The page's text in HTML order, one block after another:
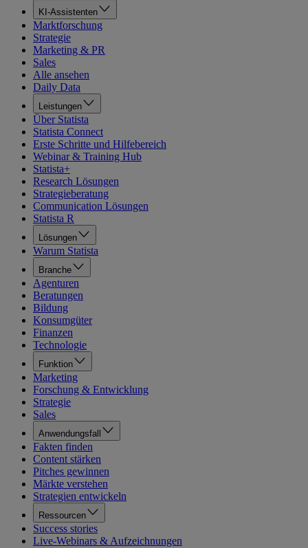
KI-Assistenten
Marktforschung
Strategie
Marketing & PR
Sales
Alle ansehen
Daily Data
Leistungen
Über Statista
Statista Connect
Erste Schritte und Hilfebereich
Webinar & Training Hub
Statista+
Research Lösungen
Strategieberatung
Communication Lösungen
Statista R
Lösungen
Warum Statista
Branche
Agenturen
Beratungen
Bildung
Konsumgüter
Finanzen
Technologie
Funktion
Marketing
Forschung & Entwicklung
Strategie
Sales
Anwendungsfall
Fakten finden
Content stärken
Pitches gewinnen
Märkte verstehen
Strategien entwickeln
Ressourcen
Success stories
Live-Webinars & Aufzeichnungen